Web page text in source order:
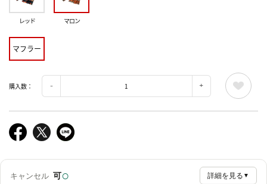
レッド マロン
マフラー
購入数：
キャンセル 可○ 詳細を見る ▼